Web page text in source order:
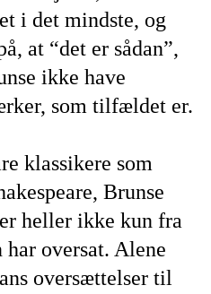
i det mindste, og
at “det er sådan”,
ikke have
som tilfældet er.
klassikere som
Brunse
heller ikke kun fra
har oversat. Alene
oversættelser til